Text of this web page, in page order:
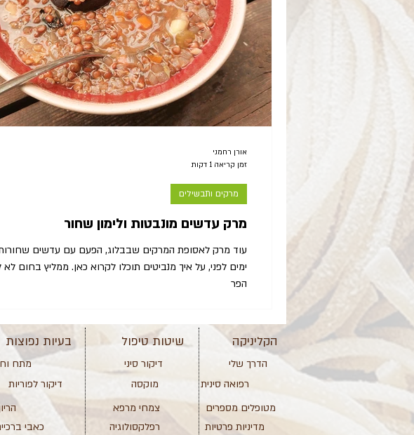
מרק עדשים מונבטות ולימון שחור
עוד מרק לאסופת המרקים שבבלוג, הפעם עם עדשים שחורות
ימים לפני, על איך מנביטים תוכלו לקרוא
הפר
מרקים ותבשילים
אורן רחמני
זמן קריאה 1 דקות
מתח
כאבי
בעיות נפוצות
דיקור לפוריות
שיטות טיפול
דיקור סיני
מוקסה
צמחי מרפא
רפלקסולוגיה
הקליניקה
הדרך שלי
רפואה סינית
מטופלים מספרים
מדיניות פרטיות